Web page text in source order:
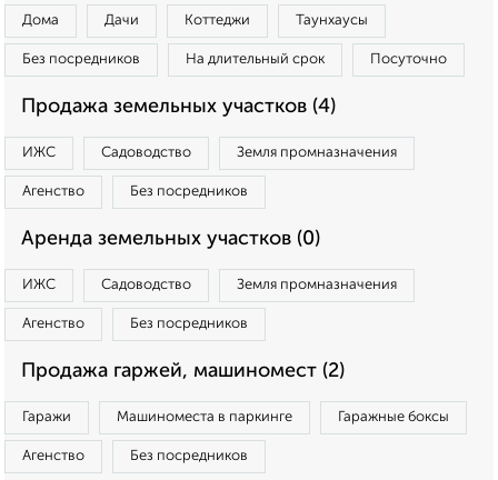
Дома Дачи Коттеджи Таунхаусы
Без посредников На длительный срок Посуточно
Продажа земельных участков (4)
ИЖС Садоводство Земля промназначения
Агенство Без посредников
Аренда земельных участков (0)
ИЖС Садоводство Земля промназначения
Агенство Без посредников
Продажа гаржей, машиномест (2)
Гаражи Машиноместа в паркинге Гаражные боксы
Агенство Без посредников